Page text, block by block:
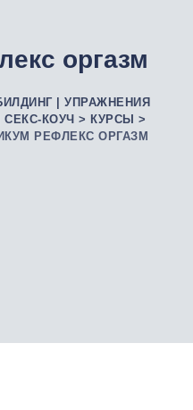
оргазм
| УПРАЖНЕНИЯ
КОУЧ > КУРСЫ >
РЕФЛЕКС ОРГАЗМ